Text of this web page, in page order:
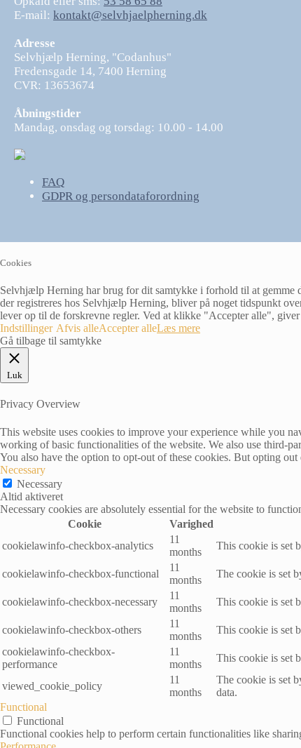
E-mail: kontakt@selvhjaelpherning.dk
Adresse
Selvhjælp Herning, "Codanhus"
Fredensgade 14, 7400 Herning
CVR: 13653674
Åbningstider
Mandag, onsdag og torsdag: 10.00 - 14.00
FAQ
GDPR og persondataforordning
Cookies
Selvhjælp Herning har brug for dit samtykke i forhold til at gemme
der registreres hos Selvhjælp Herning, bliver på noget tidspunkt
lever op til de forskrevne regler. Ved at klikke "Accepter alle",
Indstillinger Afvis alleAccepter alleLæs mere
Gå tilbage til samtykke
Luk
Privacy Overview
This website uses cookies to improve your experience while you
working of basic functionalities of the website. We also use third-
You also have the option to opt-out of these cookies. But opting
Necessary
Necessary
Altid aktiveret
Necessary cookies are absolutely essential for the website to
Cookie
Varighed
cookielawinfo-checkbox-analytics
11
months
This cookie is set
cookielawinfo-checkbox-functional
11
months
The cookie is set
cookielawinfo-checkbox-necessary
11
months
This cookie is set
cookielawinfo-checkbox-others
11
months
This cookie is set
cookielawinfo-checkbox-
performance
11
months
This cookie is set
viewed_cookie_policy
11
months
The cookie is set
data.
Functional
Functional
Functional cookies help to perform certain functionalities like